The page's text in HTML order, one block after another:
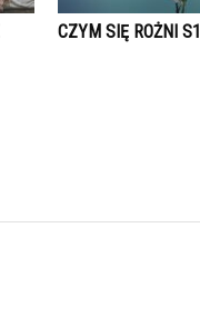
CZYM SIĘ ROŻNI